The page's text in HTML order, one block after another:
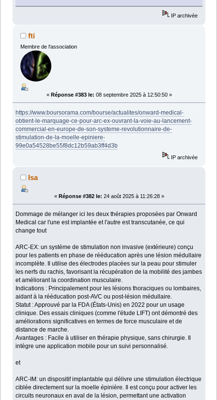
IP archivée
fti
Membre de l'association
« Réponse #383 le: 08 septembre 2025 à 12:50:50 »
https://www.boursorama.com/bourse/actualites/onward-medical-
obtient-le-marquage-ce-pour-arc-ex-ouvrant-la-voie-au-lancement-
commercial-en-europe-de-son-systeme-revolutionnaire-de-
stimulation-de-la-moelle-epiniere-
99e0a54528be55f8dc12b59ab3ff4d3b
IP archivée
Isa
« Réponse #382 le: 24 août 2025 à 11:26:28 »
Dommage de mélanger ici les deux thérapies proposées par Onward
Medical car l'une est implantée et l'autre est transcutanée, ce qui
change tout
ARC-EX: un système de stimulation non invasive (extérieure) conçu
pour les patients en phase de rééducation après une lésion médullaire
incomplète. Il utilise des électrodes placées sur la peau pour stimuler
les nerfs du rachis, favorisant la récupération de la mobilité des jambes
et améliorant la coordination musculaire.
Indications : Principalement pour les lésions thoraciques ou lombaires,
aidant à la rééducation post-AVC ou post-lésion médullaire.
Statut : Approuvé par la FDA (États-Unis) en 2022 pour un usage
clinique. Des essais cliniques (comme l'étude LIFT) ont démontré des
améliorations significatives en termes de force musculaire et de
distance de marche.
Avantages : Facile à utiliser en thérapie physique, sans chirurgie. Il
intègre une application mobile pour un suivi personnalisé.
et
ARC-IM: un dispositif implantable qui délivre une stimulation électrique
ciblée directement sur la moelle épinière. Il est conçu pour activer les
circuits neuronaux en aval de la lésion, permettant une activation